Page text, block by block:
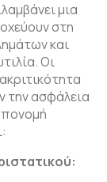
μια
στη
και
Οι
την ασφάλεια